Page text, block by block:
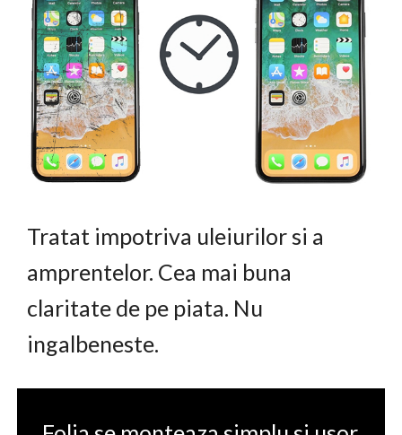
Tratat impotriva uleiurilor si a
amprentelor. Cea mai buna
claritate de pe piata. Nu
ingalbeneste.